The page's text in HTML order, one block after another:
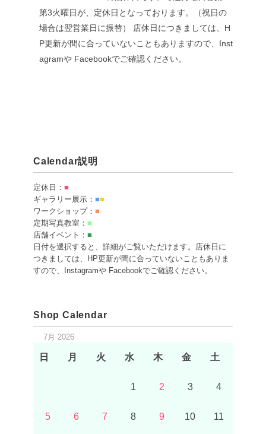
第3火曜日が、定休日となっております。（祝日の
場合は翌営業日に振替）
店休日につきましては、H
P更新が間に合っていないこともありますので、Inst
agramや Facebookでご確認ください。
Calendar説明
定休日： ■
ギャラリー展示： ■■
ワークショップ： ■
定期写真教室： ■
店舗イベント： ■
日付を選択すると、詳細がご覧いただけます。店休日に
つきましては、HP更新が間に合っていないこともありま
すので、Instagramや Facebookでご確認ください。
Shop Calendar
7月 2026
日 月 火 水 木 金 土
1 2 3 4
5 6 7 8 9 10 11